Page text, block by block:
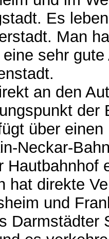
Es
Man
sehr
an den
der
über
Neckar-
Hautbahnhof
hat direkte
und
Darmstädter